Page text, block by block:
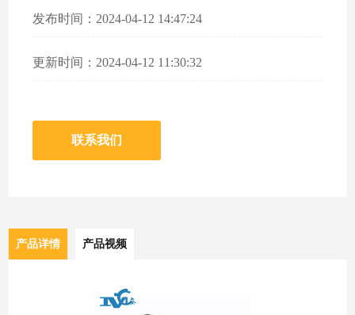
发布时间：2024-04-12 14:47:24
更新时间：2024-04-12 11:30:32
联系我们
产品详情 产品视频